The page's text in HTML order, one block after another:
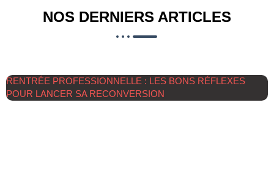
NOS DERNIERS ARTICLES
RENTRÉE PROFESSIONNELLE : LES BONS RÉFLEXES
POUR LANCER SA RECONVERSION